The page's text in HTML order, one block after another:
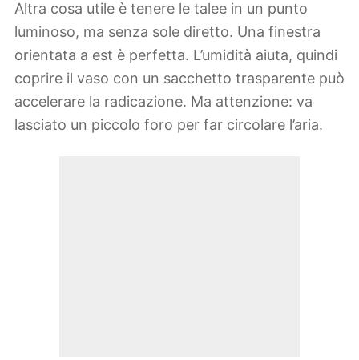
Altra cosa utile è tenere le talee in un punto
luminoso, ma senza sole diretto. Una finestra
orientata a est è perfetta. L’umidità aiuta, quindi
coprire il vaso con un sacchetto trasparente può
accelerare la radicazione. Ma attenzione: va
lasciato un piccolo foro per far circolare l’aria.